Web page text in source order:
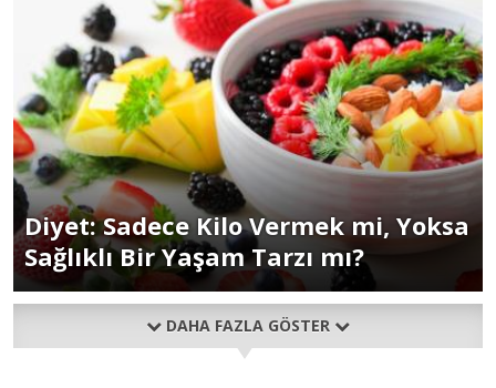
Diyet: Sadece Kilo Vermek mi, Yoksa
Sağlıklı Bir Yaşam Tarzı mı?
DAHA FAZLA GÖSTER